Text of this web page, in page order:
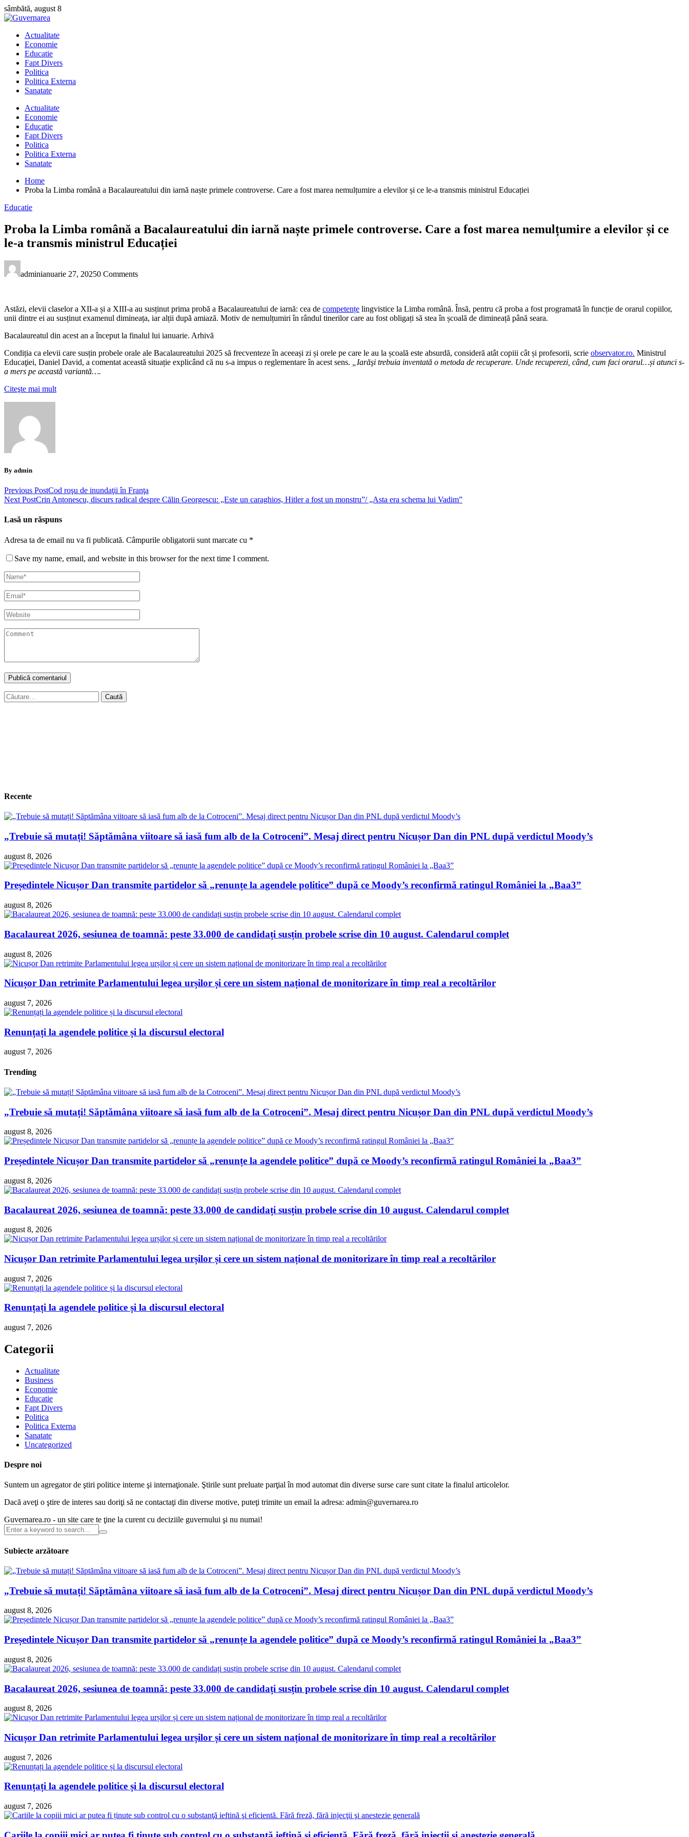
Skip
to
sâmbătă, august 8
Actualitate
Economie
Educatie
Fapt Divers
Politica
Politica Externa
Sanatate
Actualitate
Economie
Educatie
Fapt Divers
Politica
Politica Externa
Sanatate
Home
Proba la Limba română a Bacalaureatului din iarnă naște primele controverse. Care a fost marea nemulțumire a elevilor și ce le-a transmis ministrul Educației
Educatie
Proba la Limba română a Bacalaureatului din iarnă naște primele controverse. Care a fost marea nemulțumire a elevilor și ce
le-a transmis ministrul Educației
adminianuarie 27, 20250 Comments
Astăzi, elevii claselor a XII-a și a XIII-a au susținut prima probă a Bacalaureatului de iarnă: cea de competențe lingvistice la Limba română. Însă, pentru că proba a fost programată în funcție de orarul copiilor,
unii dintre ei au susținut examenul dimineața, iar alții după amiază. Motiv de nemulțumiri în rândul tinerilor care au fost obligați să stea în școală de dimineață până seara.
Bacalaureatul din acest an a început la finalul lui ianuarie. Arhivă
Condiția ca elevii care susțin probele orale ale Bacalaureatului 2025 să frecventeze în aceeași zi și orele pe care le au la școală este absurdă, consideră atât copiii cât și profesorii, scrie observator.ro. Ministrul
Educaţiei, Daniel David, a comentat această situație explicând că nu s-a impus o reglementare în acest sens.
„Iarăşi trebuia inventată o metoda de recuperare. Unde recuperezi, când, cum faci orarul…și atunci s-
a mers pe această variantă….
Citeşte mai mult
By admin
Previous PostCod roşu de inundaţii în Franţa
Next PostCrin Antonescu, discurs radical despre Călin Georgescu: „Este un caraghios, Hitler a fost un monstru”/ „Asta era schema lui Vadim”
Lasă un răspuns
Adresa ta de email nu va fi publicată. Câmpurile obligatorii sunt marcate cu *
Save my name, email, and website in this browser for the next time I comment.
Caută
după:
Recente
„Trebuie să mutați! Săptămâna viitoare să iasă fum alb de la Cotroceni”. Mesaj direct pentru Nicușor Dan din PNL după verdictul Moody’s
august 8, 2026
Președintele Nicușor Dan transmite partidelor să „renunțe la agendele politice” după ce Moody’s reconfirmă ratingul României la „Baa3”
august 8, 2026
Bacalaureat 2026, sesiunea de toamnă: peste 33.000 de candidați susțin probele scrise din 10 august. Calendarul complet
august 8, 2026
Nicușor Dan retrimite Parlamentului legea urșilor și cere un sistem național de monitorizare în timp real a recoltărilor
august 7, 2026
Renunțați la agendele politice și la discursul electoral
august 7, 2026
Trending
„Trebuie să mutați! Săptămâna viitoare să iasă fum alb de la Cotroceni”. Mesaj direct pentru Nicușor Dan din PNL după verdictul Moody’s
august 8, 2026
Președintele Nicușor Dan transmite partidelor să „renunțe la agendele politice” după ce Moody’s reconfirmă ratingul României la „Baa3”
august 8, 2026
Bacalaureat 2026, sesiunea de toamnă: peste 33.000 de candidați susțin probele scrise din 10 august. Calendarul complet
august 8, 2026
Nicușor Dan retrimite Parlamentului legea urșilor și cere un sistem național de monitorizare în timp real a recoltărilor
august 7, 2026
Renunțați la agendele politice și la discursul electoral
august 7, 2026
Categorii
Actualitate
Business
Economie
Educatie
Fapt Divers
Politica
Politica Externa
Sanatate
Uncategorized
Despre noi
Suntem un agregator de ştiri politice interne şi internaţionale. Ştirile sunt preluate parţial în mod automat din diverse surse care sunt citate la finalul articolelor.
Dacă aveţi o ştire de interes sau doriţi să ne contactaţi din diverse motive, puteţi trimite un email la adresa: admin@guvernarea.ro
Guvernarea.ro - un site care te ţine la curent cu deciziile guvernului şi nu numai!
Subiecte arzătoare
„Trebuie să mutați! Săptămâna viitoare să iasă fum alb de la Cotroceni”. Mesaj direct pentru Nicușor Dan din PNL după verdictul Moody’s
august 8, 2026
Președintele Nicușor Dan transmite partidelor să „renunțe la agendele politice” după ce Moody’s reconfirmă ratingul României la „Baa3”
august 8, 2026
Bacalaureat 2026, sesiunea de toamnă: peste 33.000 de candidați susțin probele scrise din 10 august. Calendarul complet
august 8, 2026
Nicușor Dan retrimite Parlamentului legea urșilor și cere un sistem național de monitorizare în timp real a recoltărilor
august 7, 2026
Renunțați la agendele politice și la discursul electoral
august 7, 2026